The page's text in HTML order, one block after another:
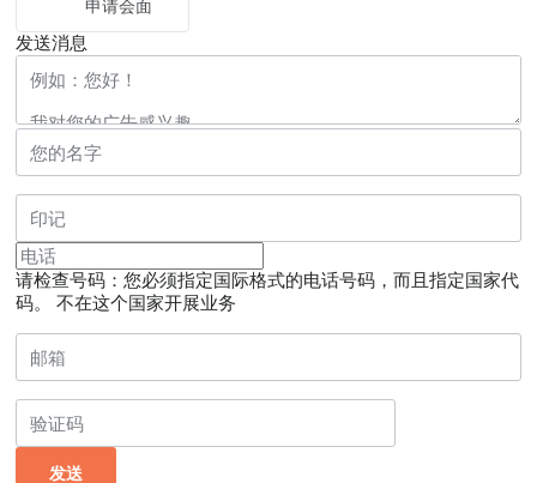
申请会面
发送消息
请检查号码：您必须指定国际格式的电话号码，而且指定国家代
码。
不在这个国家开展业务